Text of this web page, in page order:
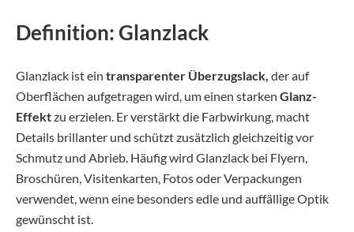
Definition: Glanzlack
Glanzlack ist ein transparenter Überzugslack, der auf
Oberflächen aufgetragen wird, um einen starken Glanz-
Effektzu erzielen. Er verstärkt die Farbwirkung, macht
Details brillanter und schützt zusätzlich gleichzeitig vor
Schmutz und Abrieb. Häufig wird Glanzlack bei Flyern,
Broschüren, Visitenkarten, Fotos oder Verpackungen
verwendet, wenn eine besonders edle und auffällige Optik
gewünscht ist.